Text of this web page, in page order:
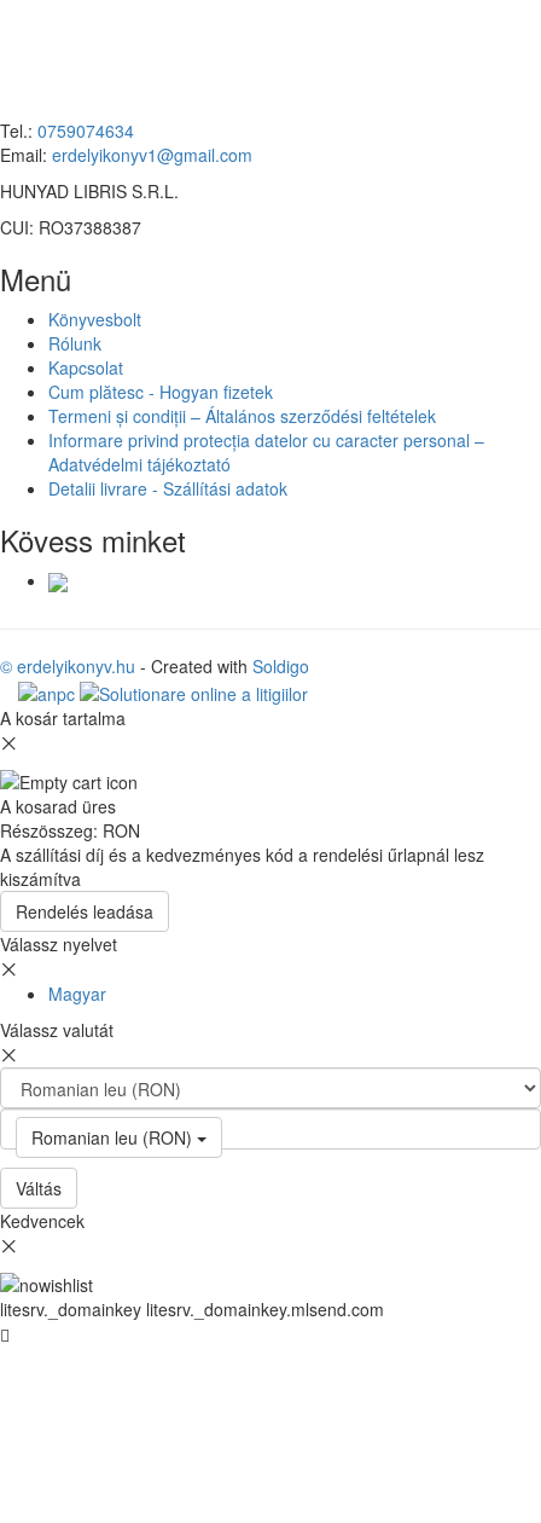
Tel.: 0759074634
Email: erdelyikonyv1@gmail.com
HUNYAD LIBRIS S.R.L.
CUI: RO37388387
Menü
Könyvesbolt
Rólunk
Kapcsolat
Cum plătesc - Hogyan fizetek
Termeni și condiții – Általános szerződési feltételek
Informare privind protecția datelor cu caracter personal –
Adatvédelmi tájékoztató
Detalii livrare - Szállítási adatok
Kövess minket
© erdelyikonyv.hu - Created with Soldigo
A kosár tartalma
A kosarad üres
Részösszeg: RON
A szállítási díj és a kedvezményes kód a rendelési űrlapnál lesz
kiszámítva
Rendelés leadása
Válassz nyelvet
Magyar
Válassz valutát
Romanian leu (RON)
Váltás
Kedvencek
litesrv._domainkey litesrv._domainkey.mlsend.com